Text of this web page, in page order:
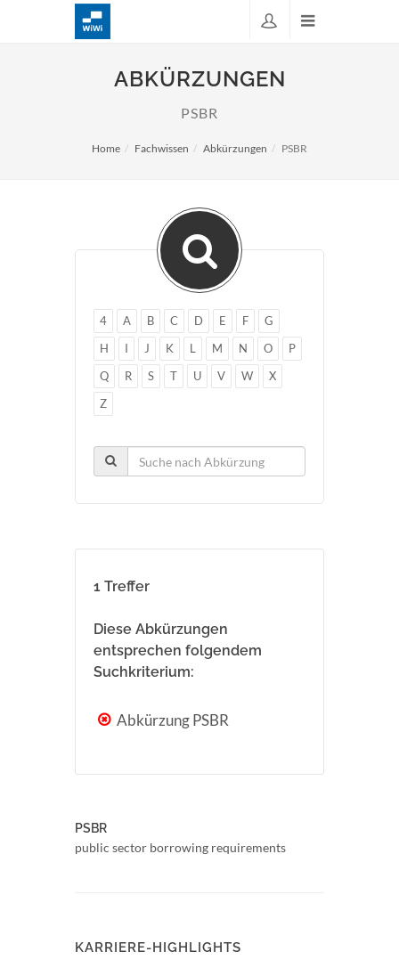
ABKÜRZUNGEN
PSBR
Home Fachwissen Abkürzungen PSBR
4 A B C D E F
G
H
I J K L M N O
P
Q
R S T U V W
X
Z
1 Treffer
Diese Abkürzungen
entsprechen folgendem
Suchkriterium:
Abkürzung PSBR
PSBR
public sector borrowing requirements
KARRIERE-HIGHLIGHTS